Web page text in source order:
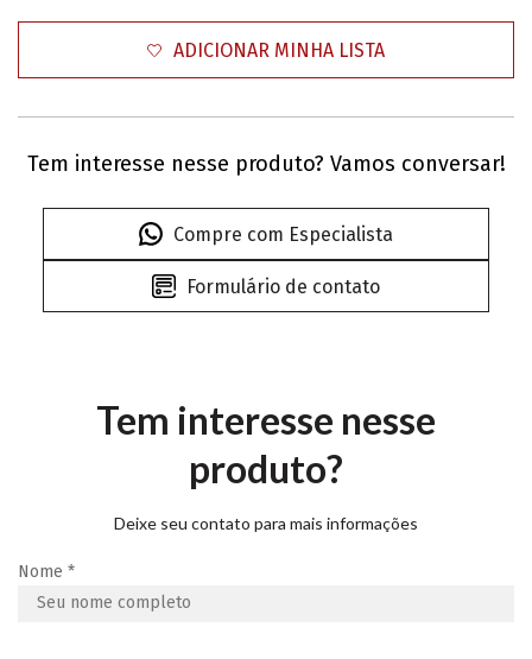
ADICIONAR MINHA LISTA
Tem interesse nesse produto? Vamos conversar!
Compre com Especialista
Formulário de contato
Tem interesse nesse
produto?
Deixe seu contato para mais informações
Nome *